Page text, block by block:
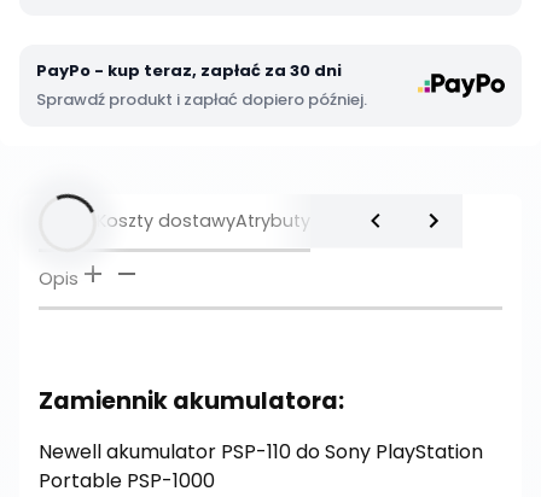
PayPo - kup teraz, zapłać za 30 dni
Sprawdź produkt i zapłać dopiero później.
Koszty dostawyAtrybuty
Opis
Zamiennik akumulatora:
Newell akumulator PSP-110 do Sony PlayStation
Portable PSP-1000